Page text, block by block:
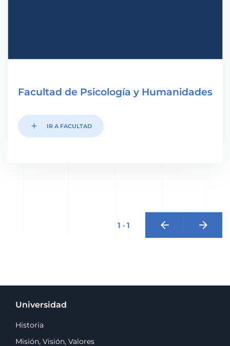
Facultad de Psicología y Humanidades
add IR A FACULTAD
1 · 1 arrow_back arrow_forward
Universidad
Historia
Misión, Visión, Valores